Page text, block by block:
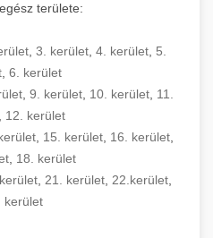
területe:
3. kerület 4. kerület 5.
6. kerület
, 9. kerület, 10. kerület, 11.
12. kerület
15. kerület 16. kerület
18. kerület
21. kerület 22.kerület
kerület